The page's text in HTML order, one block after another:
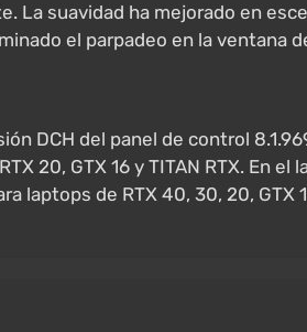
La suavidad ha mejorado en
el parpadeo en la ventana
DCH del panel de control
20, GTX 16 y TITAN RTX. En el
laptops de RTX 40, 30, 20, GTX